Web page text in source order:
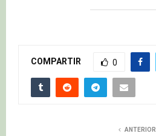
COMPARTIR 0
ANTERIOR